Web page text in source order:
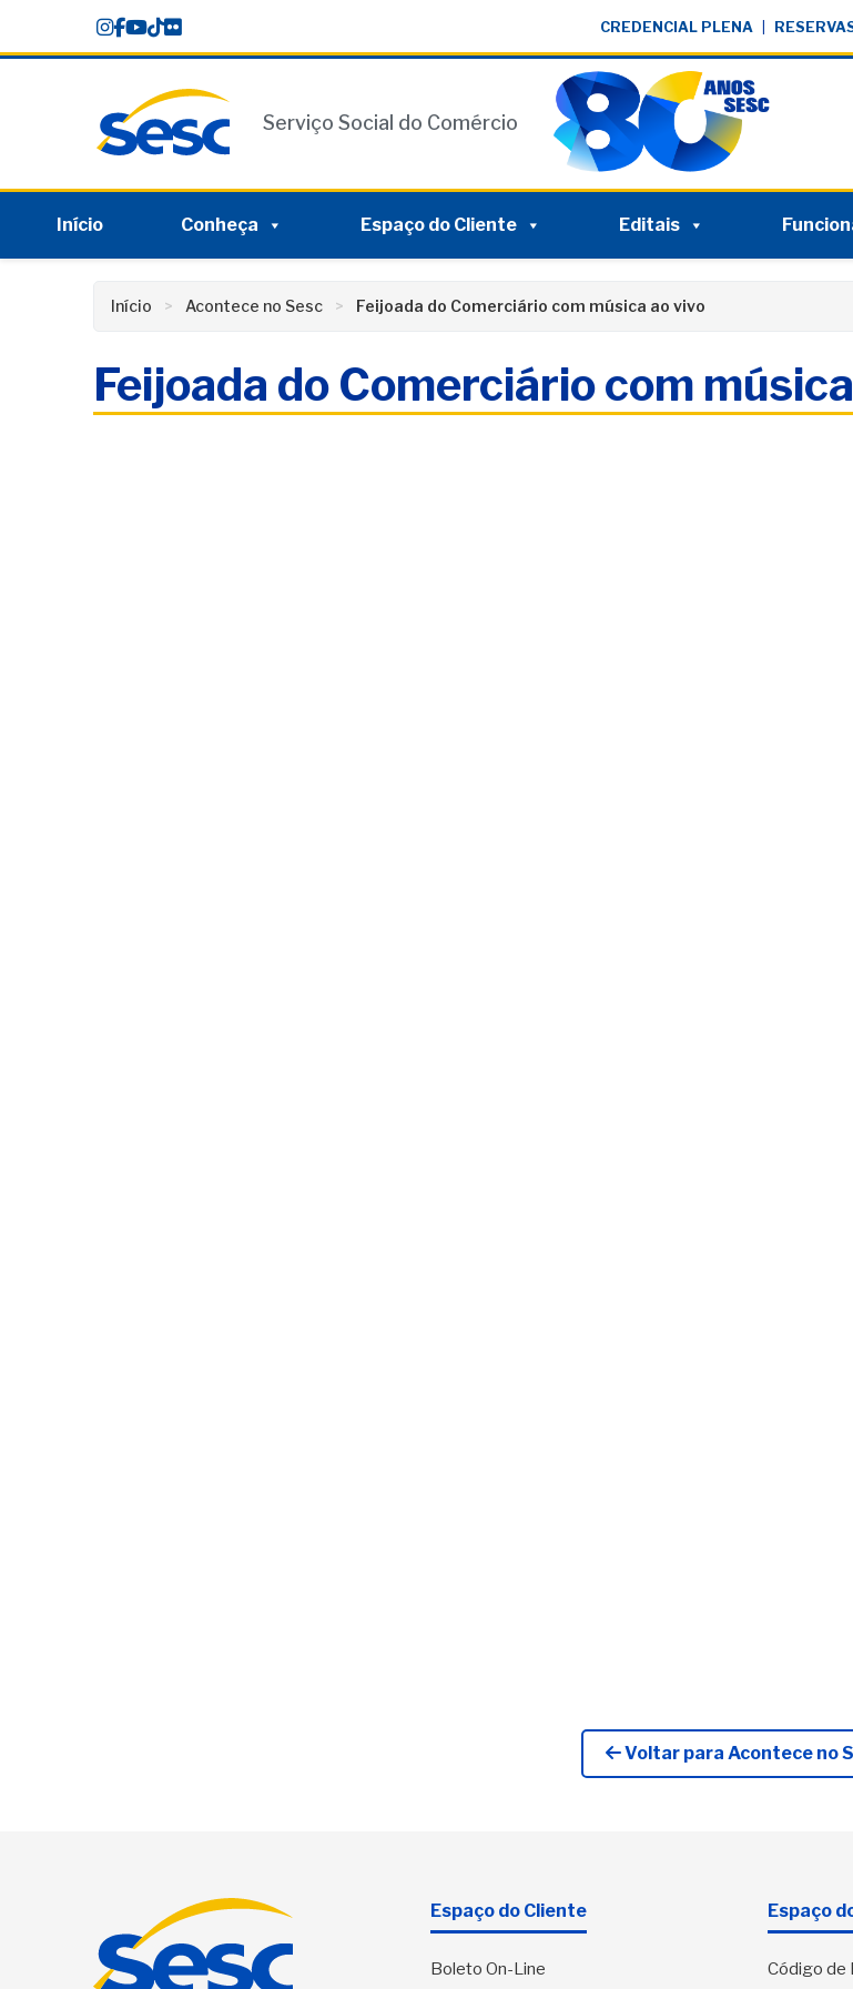
content
CREDENCIAL PLENA
Serviço Social do Comércio
Início Conheça Espaço do Cliente Editais
Início Acontece no Sesc Feijoada do Comerciário com música ao vivo
Feijoada do Comerciário com
Voltar para Acontece no
Espaço do Cliente
Boleto On-Line
Espaço
Código de